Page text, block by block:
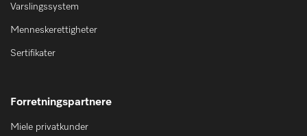
Varslingssystem
Menneskerettigheter
Sertifikater
Forretningspartnere
Miele privatkunder